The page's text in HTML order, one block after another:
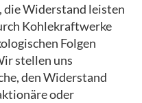
Widerstand leisten
Kohlekraftwerke
Folgen
stellen uns
den Widerstand
oder